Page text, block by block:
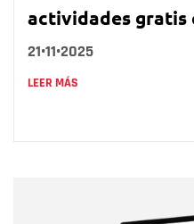
actividades gratis
21•11•2025
LEER MÁS